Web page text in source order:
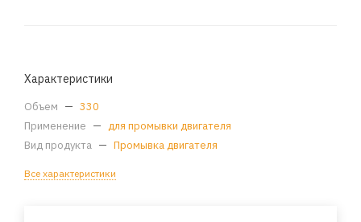
Характеристики
Объем — 330
Применение — для промывки двигателя
Вид продукта — Промывка двигателя
Все характеристики